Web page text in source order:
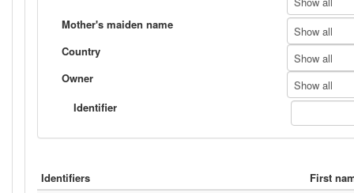
Mother's maiden name
Show all
Country
Show all
Owner
Show all
Identifier
Identifiers
First